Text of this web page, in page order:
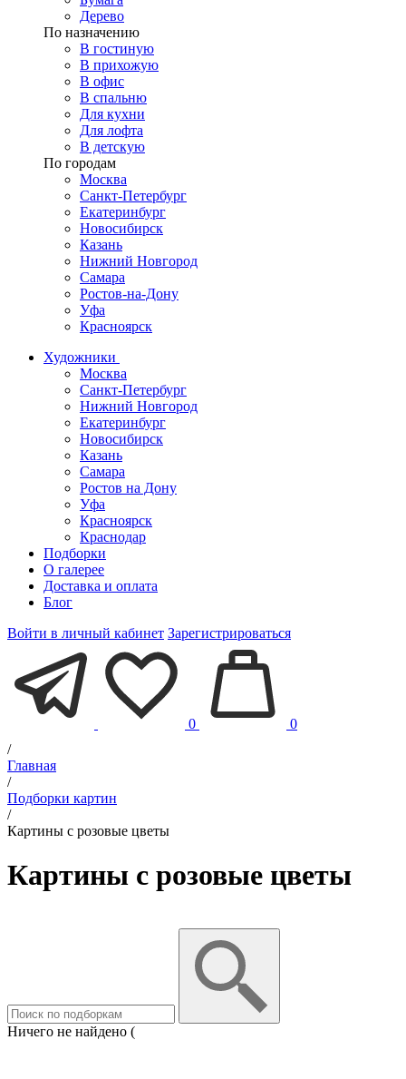
Дерево
По назначению
В гостиную
В прихожую
В офис
В спальню
Для кухни
Для лофта
В детскую
По городам
Москва
Санкт-Петербург
Екатеринбург
Новосибирск
Казань
Нижний Новгород
Самара
Ростов-на-Дону
Уфа
Красноярск
Художники
Москва
Санкт-Петербург
Нижний Новгород
Екатеринбург
Новосибирск
Казань
Самара
Ростов на Дону
Уфа
Красноярск
Краснодар
Подборки
О галерее
Доставка и оплата
Блог
Войти в личный кабинет Зарегистрироваться
0
0
/
Главная
/
Подборки картин
/
Картины с розовые цветы
Картины с розовые цветы
Ничего не найдено (